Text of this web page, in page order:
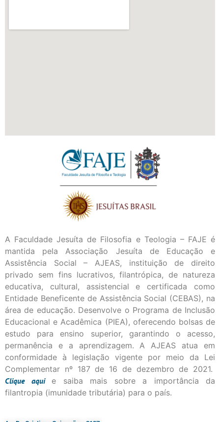
A Faculdade Jesuíta de Filosofia e Teologia – FAJE é
mantida pela Associação Jesuíta de Educação e
Assistência Social – AJEAS, instituição de direito
privado sem fins lucrativos, filantrópica, de natureza
educativa, cultural, assistencial e certificada como
Entidade Beneficente de Assistência Social (CEBAS), na
área de educação. Desenvolve o Programa de Inclusão
Educacional e Acadêmica (PIEA), oferecendo bolsas de
estudo para ensino superior, garantindo o acesso,
permanência e a aprendizagem. A AJEAS atua em
conformidade à legislação vigente por meio da Lei
Complementar nº 187 de 16 de dezembro de 2021.
Cliqueaqui
e saiba mais sobre a importância da
filantropia (imunidade tributária) para o país.